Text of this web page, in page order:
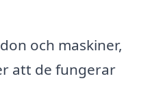
och maskiner,
att de fungerar